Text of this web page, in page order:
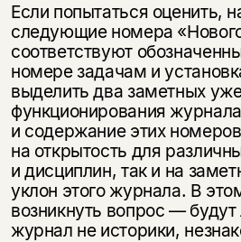
Если попытаться оценить,
следующие номера
соответствуют
номере задачам и
выделить два заметных
функционирования
и содержание этих
на открытость для
и дисциплин, так и на
уклон этого журнала. В
возникнуть вопрос — будут
журнал не историки,